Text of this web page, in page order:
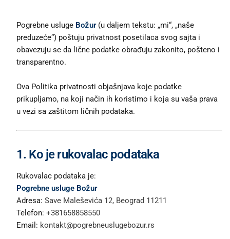
Pogrebne usluge Božur(u daljem tekstu: „mi“, „naše
preduzeće“) poštuju privatnost posetilaca svog sajta i
obavezuju se da lične podatke obrađuju zakonito, pošteno i
transparentno.
Ova Politika privatnosti objašnjava koje podatke
prikupljamo, na koji način ih koristimo i koja su vaša prava
u vezi sa zaštitom ličnih podataka.
1. Ko je rukovalac podataka
Rukovalac podataka je:
Pogrebne usluge Božur
Adresa: Save Maleševića 12, Beograd 11211
Telefon: +381658858550
Email: kontakt@pogrebneuslugebozur.rs